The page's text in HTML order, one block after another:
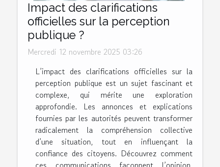
Impact des clarifications
officielles sur la perception
publique ?
Mercredi 12 novembre 2025 03:26
L’impact des clarifications officielles sur la
perception publique est un sujet fascinant et
complexe, qui mérite une exploration
approfondie. Les annonces et explications
fournies par les autorités peuvent transformer
radicalement la compréhension collective
d’une situation, tout en influençant la
confiance des citoyens. Découvrez comment